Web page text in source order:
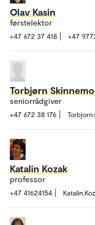
Olav Kasin
førstelektor
+47 672 37 418 +47
Torbjørn
seniorrådgiver
+47 672 38 176
Katalin Kozak
professor
+47 41624154